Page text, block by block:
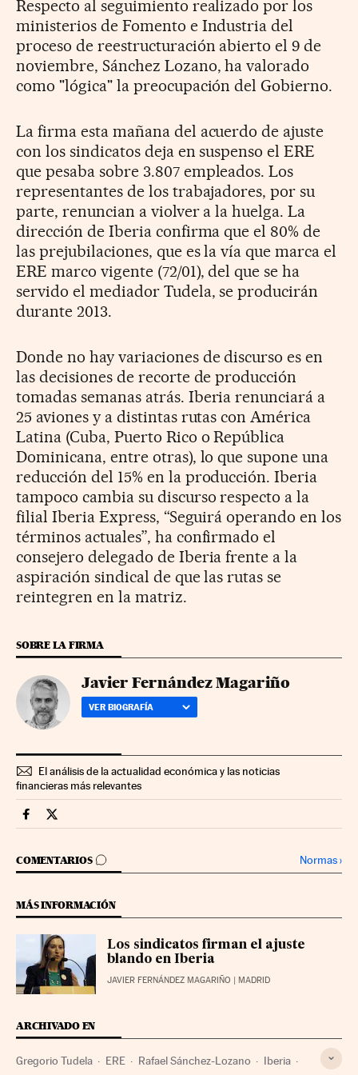
Respecto al seguimiento realizado por los
ministerios de Fomento e Industria del
proceso de reestructuración abierto el 9 de
noviembre, Sánchez Lozano, ha valorado
como "lógica" la preocupación del Gobierno.
La firma esta mañana del acuerdo de ajuste
con los sindicatos deja en suspenso el ERE
que pesaba sobre 3.807 empleados. Los
representantes de los trabajadores, por su
parte, renuncian a violver a la huelga. La
dirección de Iberia confirma que el 80% de
las prejubilaciones, que es la vía que marca el
ERE marco vigente (72/01), del que se ha
servido el mediador Tudela, se producirán
durante 2013.
Donde no hay variaciones de discurso es en
las decisiones de recorte de producción
tomadas semanas atrás. Iberia renunciará a
25 aviones y a distintas rutas con América
Latina (Cuba, Puerto Rico o República
Dominicana, entre otras), lo que supone una
reducción del 15% en la producción. Iberia
tampoco cambia su discurso respecto a la
filial Iberia Express, “Seguirá operando en los
términos actuales”, ha confirmado el
consejero delegado de Iberia frente a la
aspiración sindical de que las rutas se
reintegren en la matriz.
SOBRE LA FIRMA
Javier Fernández Magariño
VER BIOGRAFÍA
El análisis de la actualidad económica y las noticias
financieras más relevantes
Companias Cinco Días en Facebook
Companias Cinco Días en Twitter
COMENTARIOS
IR A LOS COMENTARIOS Normas›
MÁS INFORMACIÓN
Los sindicatos firman el ajuste
blando en Iberia
JAVIER FERNÁNDEZ MAGARIÑO | MADRID
ARCHIVADO EN
Gregorio Tudela ERE Rafael Sánchez-Lozano Iberia